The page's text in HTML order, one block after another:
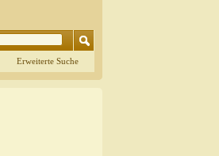
Erweiterte Suche